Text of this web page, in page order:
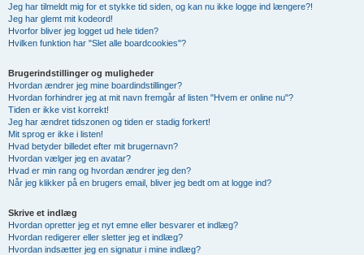
Jeg har tilmeldt mig for et stykke tid siden, og kan nu ikke logge ind længere?!
Jeg har glemt mit kodeord!
Hvorfor bliver jeg logget ud hele tiden?
Hvilken funktion har "Slet alle boardcookies"?
Brugerindstillinger og muligheder
Hvordan ændrer jeg mine boardindstillinger?
Hvordan forhindrer jeg at mit navn fremgår af listen "Hvem er online nu"?
Tiden er ikke vist korrekt!
Jeg har ændret tidszonen og tiden er stadig forkert!
Mit sprog er ikke i listen!
Hvad betyder billedet efter mit brugernavn?
Hvordan vælger jeg en avatar?
Hvad er min rang og hvordan ændrer jeg den?
Når jeg klikker på en brugers email, bliver jeg bedt om at logge ind?
Skrive et indlæg
Hvordan opretter jeg et nyt emne eller besvarer et indlæg?
Hvordan redigerer eller sletter jeg et indlæg?
Hvordan indsætter jeg en signatur i mine indlæg?